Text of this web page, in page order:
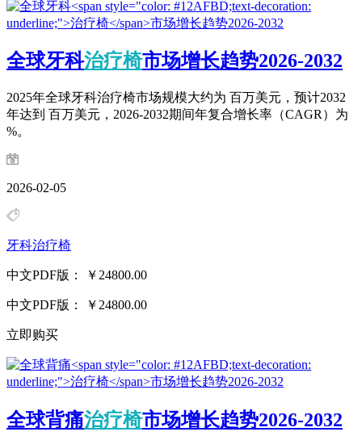
全球牙科治疗椅市场增长趋势2026-2032
2025年全球牙科治疗椅市场规模大约为 百万美元，预计2032
年达到 百万美元，2026-2032期间年复合增长率（CAGR）为
%。
2026-02-05
牙科治疗椅
中文PDF版： ￥24800.00
中文PDF版： ￥24800.00
立即购买
全球背痛治疗椅市场增长趋势2026-2032